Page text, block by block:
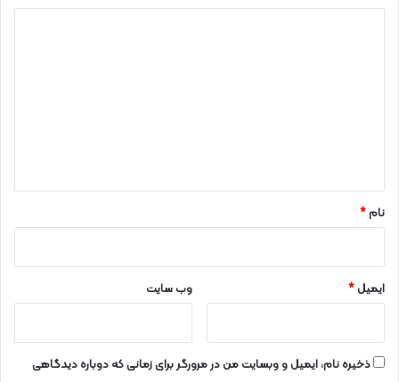
نام*
ایمیل* وب‌ سایت
ذخیره نام، ایمیل و وبسایت من در مرورگر برای زمانی که دوباره دیدگاهی